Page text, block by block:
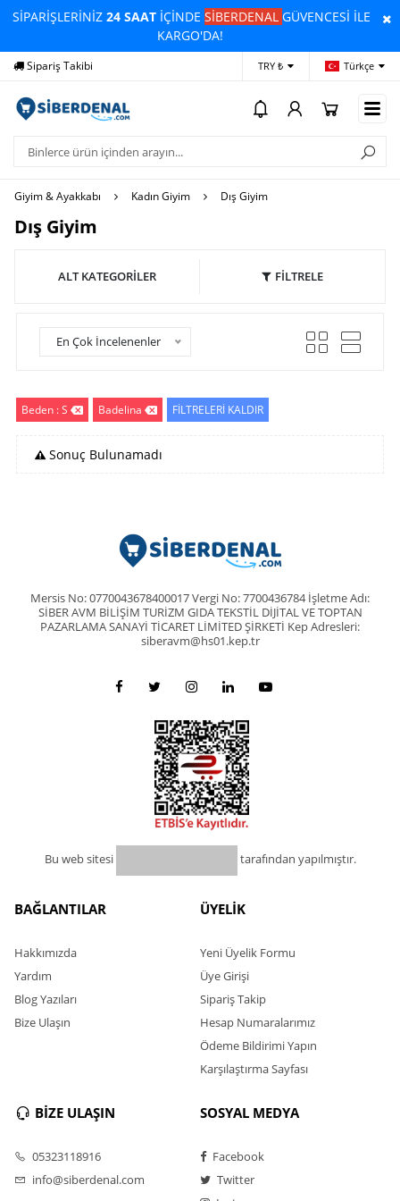
SİPARİŞLERİNİZ24 SAAT İÇİNDESİBERDENALGÜVENCESİ İLE
KARGO'DA!
Sipariş Takibi TRY ₺ Türkçe
Giyim & Ayakkabı Kadın Giyim Dış Giyim
Dış Giyim
ALT KATEGORİLER FİLTRELE
En Çok İncelenenler
Beden : S Badelina FİLTRELERİ KALDIR
Sonuç Bulunamadı
Mersis No: 0770043678400017 Vergi No: 7700436784 İşletme Adı:
SİBER AVM BİLİŞİM TURİZM GIDA TEKSTİL DİJİTAL VE TOPTAN
PAZARLAMA SANAYİ TİCARET LİMİTED ŞİRKETİ Kep Adresleri:
siberavm@hs01.kep.tr
Bu web sitesi tarafından yapılmıştır.
BAĞLANTILAR
Hakkımızda
Yardım
Blog Yazıları
Bize Ulaşın
ÜYELİK
Yeni Üyelik Formu
Üye Girişi
Sipariş Takip
Hesap Numaralarımız
Ödeme Bildirimi Yapın
Karşılaştırma Sayfası
BİZE ULAŞIN
05323118916
info@siberdenal.com
SOSYAL MEDYA
Facebook
Twitter